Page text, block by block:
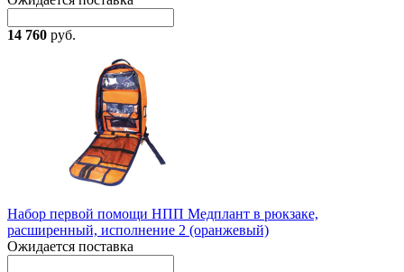
14 760 руб.
Набор первой помощи НПП Медплант в рюкзаке,
расширенный, исполнение 2 (оранжевый)
Ожидается поставка